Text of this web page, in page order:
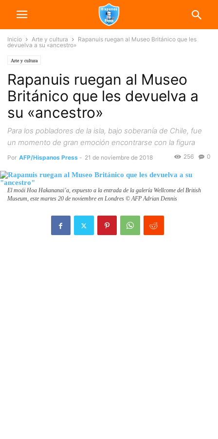
Inicio Arte y cultura
Rapanuis ruegan al Museo Británico que les
devuelva a su «ancestro»
Arte y cultura
Rapanuis ruegan al Museo
Británico que les devuelva a
su «ancestro»
Para los pobladores de la isla, bajo soberanía de Chile, fue
un momento de gran emoción encontrarse con la figura
Por AFP/Hispanos Press - 21 de noviembre de 2018 0
256
El moái Hoa Hakananai’a, expuesto a la entrada de la galería Wellcome del British
Museum, este martes 20 de noviembre en Londres © AFP Adrian Dennis